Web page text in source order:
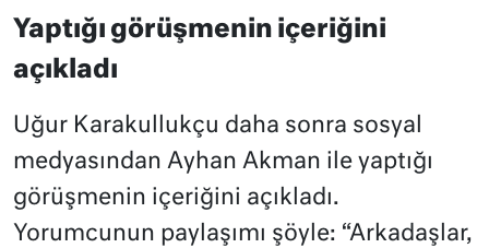
Yaptığı görüşmenin içeriğini
açıkladı
Uğur Karakullukçu daha sonra sosyal
medyasından Ayhan Akman ile yaptığı
görüşmenin içeriğini açıkladı.
Yorumcunun paylaşımı şöyle: “Arkadaşlar,